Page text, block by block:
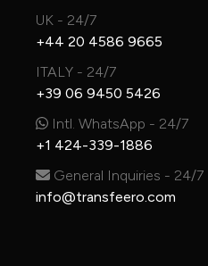
UK - 24/7
+44 20 4586 9665
ITALY - 24/7
+39 06 9450 5426
Intl. WhatsApp - 24/7
+1 424-339-1886
General Inquiries - 24/7
info@transfeero.com